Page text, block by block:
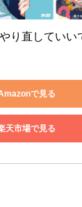
り直していい
で見る
天市場で見る